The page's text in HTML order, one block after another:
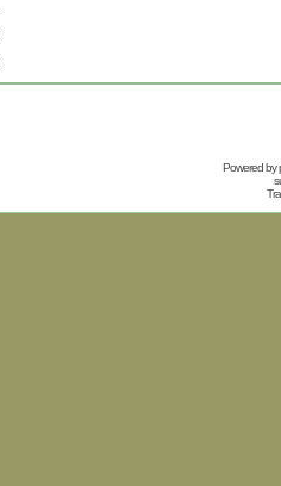
Powered by